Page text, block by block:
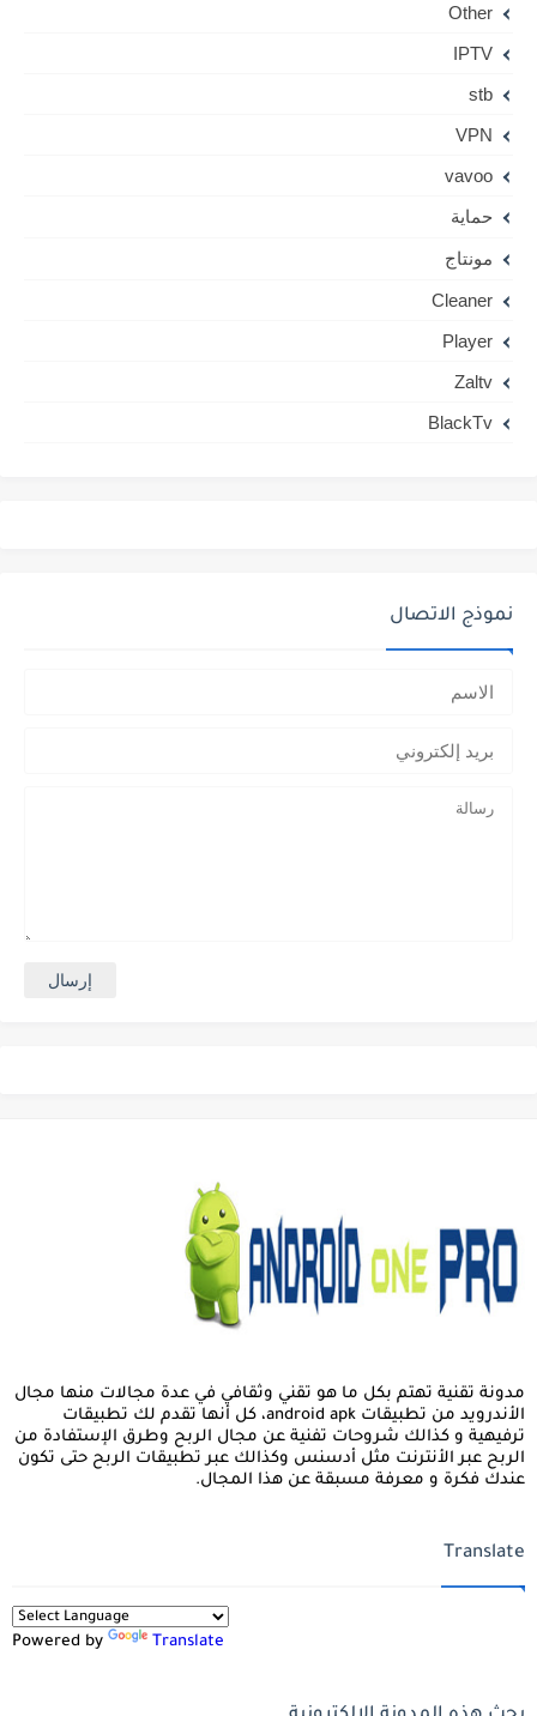
Other
IPTV
stb
VPN
vavoo
حماية
مونتاج
Cleaner
Player
Zaltv
BlackTv
نموذج الاتصال
مدونة تقنية تهتم بكل ما هو تقني وثقافي في عدة مجالات منها مجال
الأندرويد من تطبيقات android apk، كل أنها تقدم لك تطبيقات
ترفيهية و كذالك شروحات تفنية عن مجال الربح وطرق الإستفادة من
الربح عبر الأنترنت مثل أدسنس وكذالك عبر تطبيقات الربح حتى تكون
عندك فكرة و معرفة مسبقة عن هذا المجال.
Translate
Powered by Translate